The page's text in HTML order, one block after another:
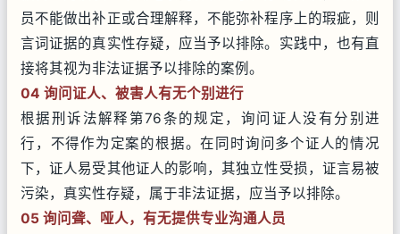
员不能做出补正或合理解释，不能弥补程序上的瑕疵，则
言词证据的真实性存疑，应当予以排除。实践中，也有直
接将其视为非法证据予以排除的案例。
04 询问证人、被害人有无个别进行
根据刑诉法解释第76条的规定，询问证人没有分别进
行，不得作为定案的根据。在同时询问多个证人的情况
下，证人易受其他证人的影响，其独立性受损，证言易被
污染，真实性存疑，属于非法证据，应当予以排除。
05 询问聋、哑人，有无提供专业沟通人员